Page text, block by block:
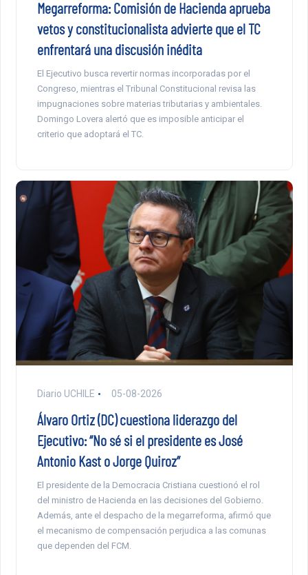
Megarreforma: Comisión de Hacienda aprueba
vetos y constitucionalista advierte que el TC
enfrentará una discusión inédita
El Ejecutivo busca revertir normas incorporadas por el
Congreso, mientras el Tribunal Constitucional revisa las
impugnaciones sobre materias tributarias y ambientales.
Domingo Lovera alertó que es imposible anticipar el
criterio que adoptará el TC.
Diario UCHILE 05-08-2026
Álvaro Ortiz (DC) cuestiona liderazgo del
Ejecutivo: “No sé si el presidente es José
Antonio Kast o Jorge Quiroz”
El presidente de la Democracia Cristiana cuestionó el rol
del ministro de Hacienda en las decisiones del Gobierno.
Además, ante el despacho de la megarreforma, afirmó que
el mecanismo de compensación perjudica a las comunas
que dependen del FCM.